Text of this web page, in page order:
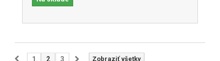
Zobraziť všetky
1 2 3